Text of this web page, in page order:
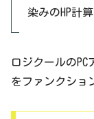
染みのHP計
ロジクールの
をファンクショ